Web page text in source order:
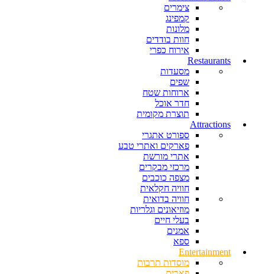
צימרים
קמפינג
מלונות
חוות בודדים
אירוח כפרי
Restaurants
מסעדות
שפים
ארוחות שטח
חדר אוכל
תוצרת מקומית
Attractions
ספורט אתגרי
פארקים ואתרי טבע
אתרי מורשת
מרכזי מבקרים
מצפה כוכבים
חוויה חקלאית
חוויה בדואית
מוזיאונים וגלריות
בעלי חיים
אמנים
ספא
Entertainment
מוסדות תרבות